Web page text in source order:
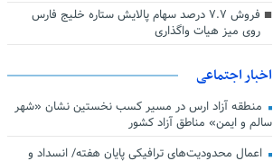
فروش ۷.۷ درصد سهام پالایش ستاره خلیج فارس
روی میز هیات واگذاری
اخبار اجتماعی
منطقه آزاد ارس در مسیر کسب نخستین نشان «شهر
سالم و ایمن» مناطق آزاد کشور
اعمال محدودیت‌های ترافیکی پایان هفته/ انسداد و